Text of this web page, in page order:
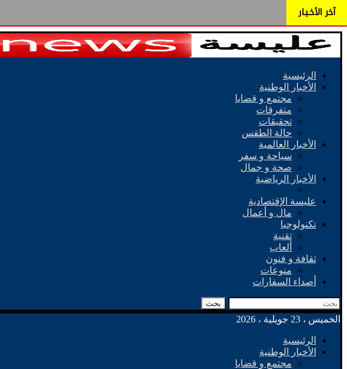
آخر الأخـبـار
الرئيسية
الأخبار الوطنية
مجتمع و قضايا
متفرقات
تحقيقات
حالة الطقس
الأخبار العالمية
سياحة و سفر
صحة و جمال
الأخبار الرياضية
عليسة الإقتصادية
مال و أعمال
تكنولوجيا
تقنية
ألعاب
ثقافة و فنون
منوعات
أصداء السفارات
بحث
الخميس ، 23 جويلية ، 2026
الرئيسية
الأخبار الوطنية
مجتمع و قضايا